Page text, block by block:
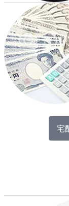
宅